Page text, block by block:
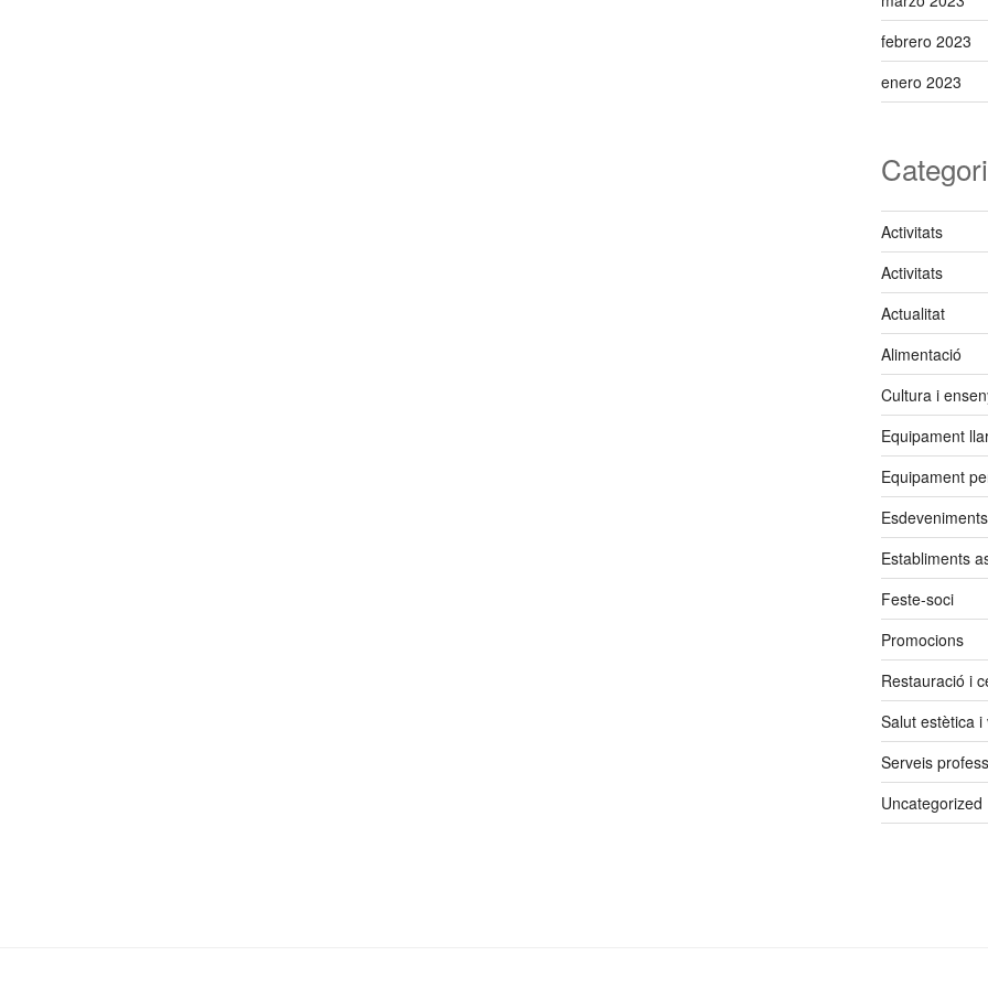
febrero 2023
enero 2023
Activitats
Activitats
Actualitat
Alimentació
Cultura i
Equipament
Equipament
Esdeveniments
Establiments
Feste-soci
Promocions
Restauració i
Salut estètica i
Serveis
Uncategorized